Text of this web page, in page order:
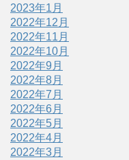
2023年1月
2022年12月
2022年11月
2022年10月
2022年9月
2022年8月
2022年7月
2022年6月
2022年5月
2022年4月
2022年3月